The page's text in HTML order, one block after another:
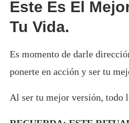
Este Es El
Tu Vida.
Es momento de darle
ponerte en acción y ser tu
Al ser tu mejor versión, todo